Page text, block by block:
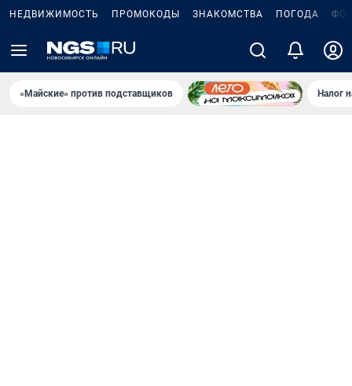
НЕДВИЖИМОСТЬ ПРОМОКОДЫ ЗНАКОМСТВА ПОГОДА
«Майские» против подставщиков Налог